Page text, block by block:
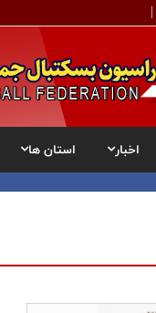
اخبار استان ها